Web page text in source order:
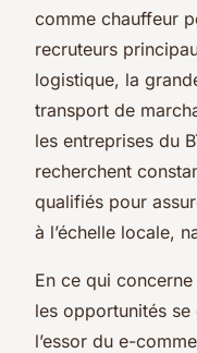
comme chauffeur
recruteurs
logistique, la
transport de
les entreprises du
recherchent
qualifiés pour
à l’échelle locale,
En ce qui
les opportunités
l’essor du e-